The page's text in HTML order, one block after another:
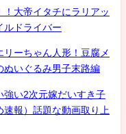
大帝イタチにラリアッ
ルドライバー
ーちゃん人形！豆腐メ
ぬいぐるみ男子末路編
強い2次元嫁だいすき子
報）話題な動画取り上